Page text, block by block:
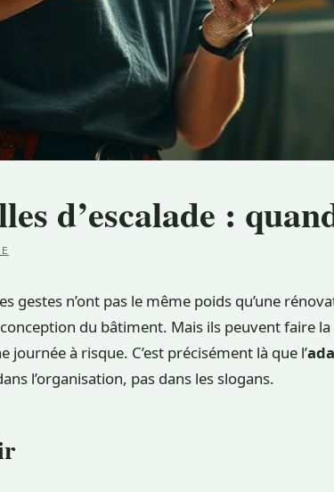
d’escalade :
gestes n’ont pas le même poids qu’une
du bâtiment. Mais ils peuvent faire
à risque. C’est précisément là que l’
l’organisation, pas dans les slogans.